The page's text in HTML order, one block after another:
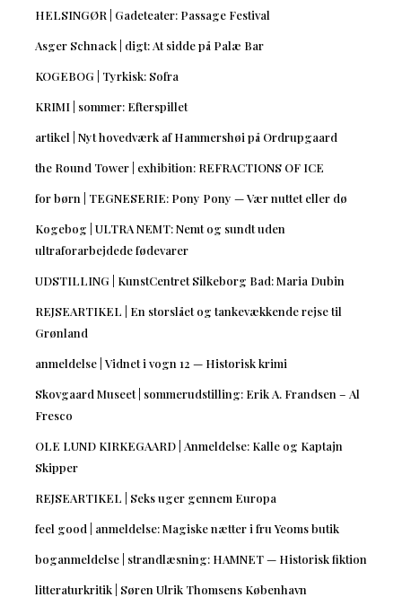
HELSINGØR | Gadeteater: Passage Festival
Asger Schnack | digt: At sidde på Palæ Bar
KOGEBOG | Tyrkisk: Sofra
KRIMI | sommer: Efterspillet
artikel | Nyt hovedværk af Hammershøi på Ordrupgaard
the Round Tower | exhibition: REFRACTIONS OF ICE
for børn | TEGNESERIE: Pony Pony — Vær nuttet eller dø
Kogebog | ULTRA NEMT: Nemt og sundt uden
ultraforarbejdede fødevarer
UDSTILLING | KunstCentret Silkeborg Bad: Maria Dubin
REJSEARTIKEL | En storslået og tankevækkende rejse til
Grønland
anmeldelse | Vidnet i vogn 12 — Historisk krimi
Skovgaard Museet | sommerudstilling: Erik A. Frandsen – Al
Fresco
OLE LUND KIRKEGAARD | Anmeldelse: Kalle og Kaptajn
Skipper
REJSEARTIKEL | Seks uger gennem Europa
feel good | anmeldelse: Magiske nætter i fru Yeoms butik
boganmeldelse | strandlæsning: HAMNET — Historisk fiktion
litteraturkritik | Søren Ulrik Thomsens København